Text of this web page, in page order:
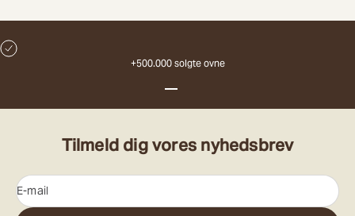
+500.000 solgte ovne
Tilmeld dig vores nyhedsbrev
E-mail